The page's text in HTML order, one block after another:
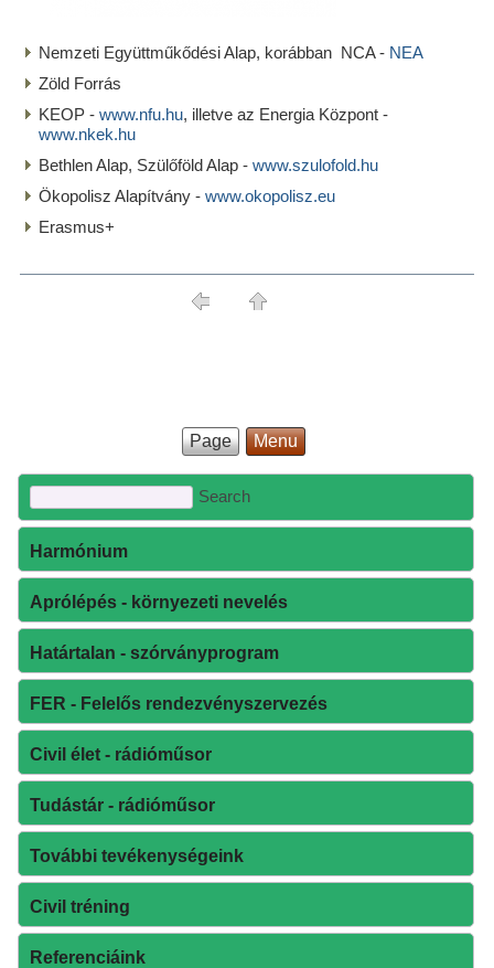
Nemzeti Együttműkődési Alap, korábban NCA - NEA
Zöld Forrás
KEOP - www.nfu.hu, illetve az Energia Központ -
www.nkek.hu
Bethlen Alap, Szülőföld Alap - www.szulofold.hu
Ökopolisz Alapítvány - www.okopolisz.eu
Erasmus+
Page Menu
Harmónium
Aprólépés - környezeti nevelés
Határtalan - szórványprogram
FER - Felelős rendezvényszervezés
Civil élet - rádióműsor
Tudástár - rádióműsor
További tevékenységeink
Civil tréning
Referenciáink